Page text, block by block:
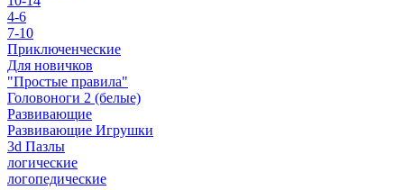
4-6
7-10
Приключенческие
Для новичков
"Простые правила"
Головоноги 2 (белые)
Развивающие
Развивающие Игрушки
3d Пазлы
логические
логопедические